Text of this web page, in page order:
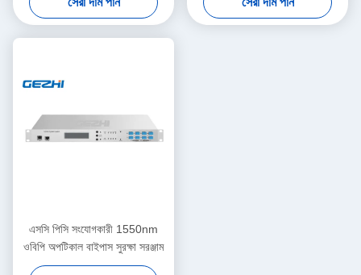
এসসি পিসি সংযোগকারী 1550nm
ওবিপি অপটিকাল বাইপাস সুরক্ষা সরঞ্জাম